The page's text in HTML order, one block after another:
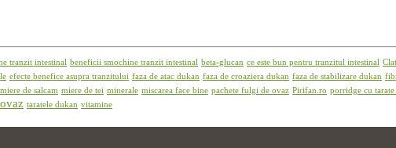
tranzit intestinal beneficii smochine tranzit intestinal beta-glucan ce este bun pentru tranzitul intestinal
efecte benefice asupra tranzitului faza de atac dukan faza de croaziera dukan faza de stabilizare dukan
miere de salcam miere de tei minerale miscarea face bine pachete fulgi de ovaz Pirifan.ro porridge cu tarate
taratele dukan vitamine